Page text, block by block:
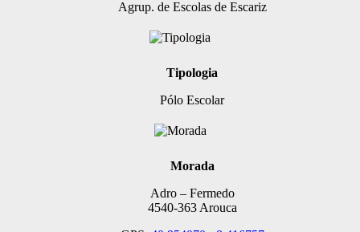
Agrup. de Escolas de Escariz
Tipologia
Pólo Escolar
Morada
Adro – Fermedo
4540-363 Arouca